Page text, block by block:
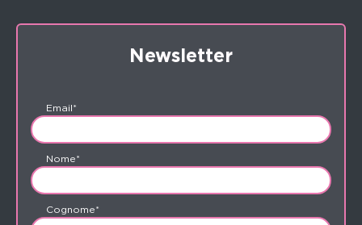
Newsletter
Email*
Nome*
Cognome*